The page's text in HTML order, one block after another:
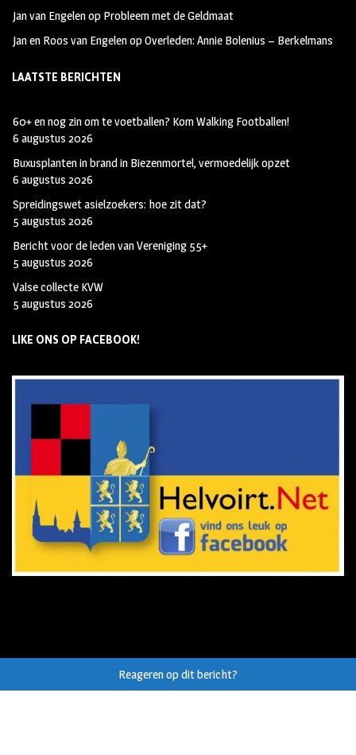
Jan van Engelenop Probleem met de Geldmaat
Jan en Roos van EngelenopOverleden: Annie Bolenius – Berkelmans
LAATSTE BERICHTEN
60+ en nog zin om te voetballen? Kom Walking Footballen!
6 augustus 2026
Buxusplanten in brand in Biezenmortel, vermoedelijk opzet
6 augustus 2026
Spreidingswet asielzoekers: hoe zit dat?
5 augustus 2026
Bericht voor de leden van Vereniging 55+
5 augustus 2026
Valse collecte KVW
5 augustus 2026
LIKE ONS OP FACEBOOK!
Reageren op dit bericht?